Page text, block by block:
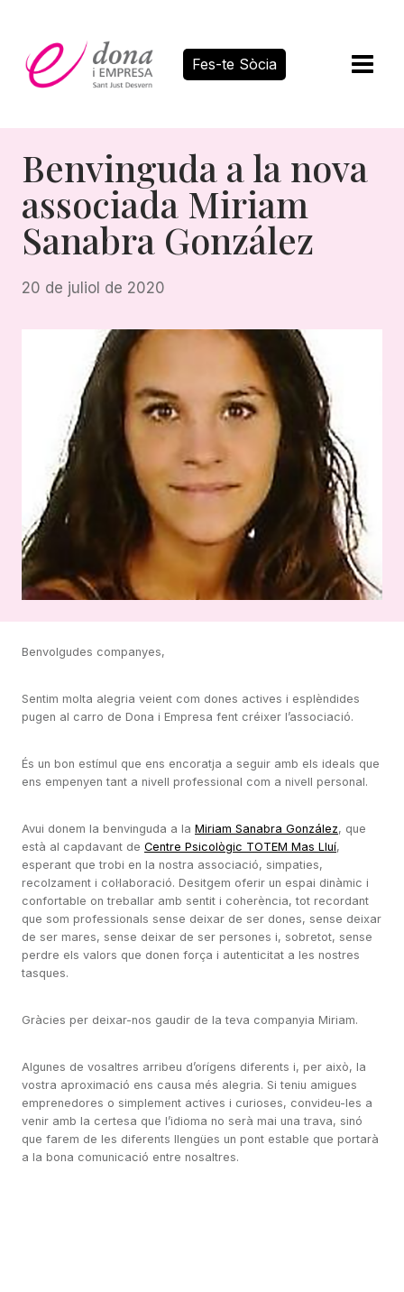
contingut
Fes-te Sòcia
Benvinguda a la nova
associada Miriam
Sanabra González
20 de juliol de 2020
Benvolgudes companyes,
Sentim molta alegria veient com dones actives i esplèndides
pugen al carro de Dona i Empresa fent créixer l’associació.
És un bon estímul que ens encoratja a seguir amb els ideals que
ens empenyen tant a nivell professional com a nivell personal.
Avui donem la benvinguda a la Miriam Sanabra González, que
està al capdavant de Centre Psicològic TOTEM Mas Lluí,
esperant que trobi en la nostra associació, simpaties,
recolzament i col·laboració. Desitgem oferir un espai dinàmic i
confortable on treballar amb sentit i coherència, tot recordant
que som professionals sense deixar de ser dones, sense deixar
de ser mares, sense deixar de ser persones i, sobretot, sense
perdre els valors que donen força i autenticitat a les nostres
tasques.
Gràcies per deixar-nos gaudir de la teva companyia Miriam.
Algunes de vosaltres arribeu d’orígens diferents i, per això, la
vostra aproximació ens causa més alegria. Si teniu amigues
emprenedores o simplement actives i curioses, convideu-les a
venir amb la certesa que l’idioma no serà mai una trava, sinó
que farem de les diferents llengües un pont estable que portarà
a la bona comunicació entre nosaltres.